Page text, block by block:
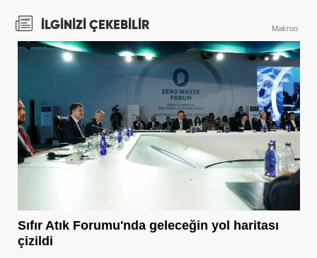
İLGİNİZİ ÇEKEBİLİR Makroo
Sıfır Atık Forumu'nda geleceğin yol haritası
çizildi